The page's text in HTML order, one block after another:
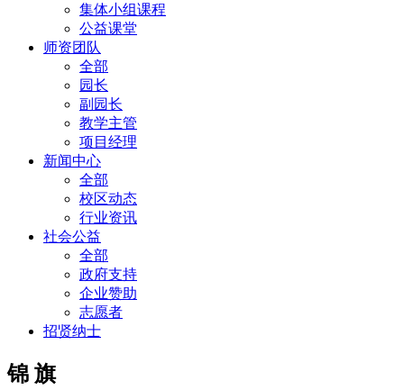
集体小组课程
公益课堂
师资团队
全部
园长
副园长
教学主管
项目经理
新闻中心
全部
校区动态
行业资讯
社会公益
全部
政府支持
企业赞助
志愿者
招贤纳士
锦 旗